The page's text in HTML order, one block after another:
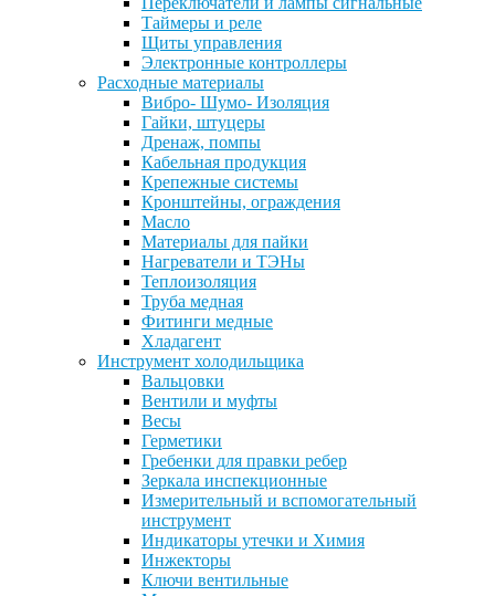
Таймеры и реле
Щиты управления
Электронные контроллеры
Расходные материалы
Вибро- Шумо- Изоляция
Гайки, штуцеры
Дренаж, помпы
Кабельная продукция
Крепежные системы
Кронштейны, ограждения
Масло
Материалы для пайки
Нагреватели и ТЭНы
Теплоизоляция
Труба медная
Фитинги медные
Хладагент
Инструмент холодильщика
Вальцовки
Вентили и муфты
Весы
Герметики
Гребенки для правки ребер
Зеркала инспекционные
Измерительный и вспомогательный
инструмент
Индикаторы утечки и Химия
Инжекторы
Ключи вентильные